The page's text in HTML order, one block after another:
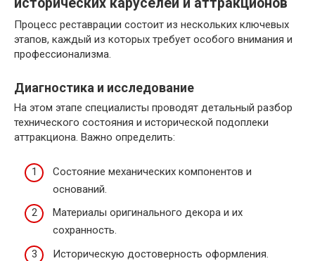
исторических каруселей и аттракционов
Процесс реставрации состоит из нескольких ключевых
этапов, каждый из которых требует особого внимания и
профессионализма.
Диагностика и исследование
На этом этапе специалисты проводят детальный разбор
технического состояния и исторической подоплеки
аттракциона. Важно определить:
Состояние механических компонентов и
оснований.
Материалы оригинального декора и их
сохранность.
Историческую достоверность оформления.